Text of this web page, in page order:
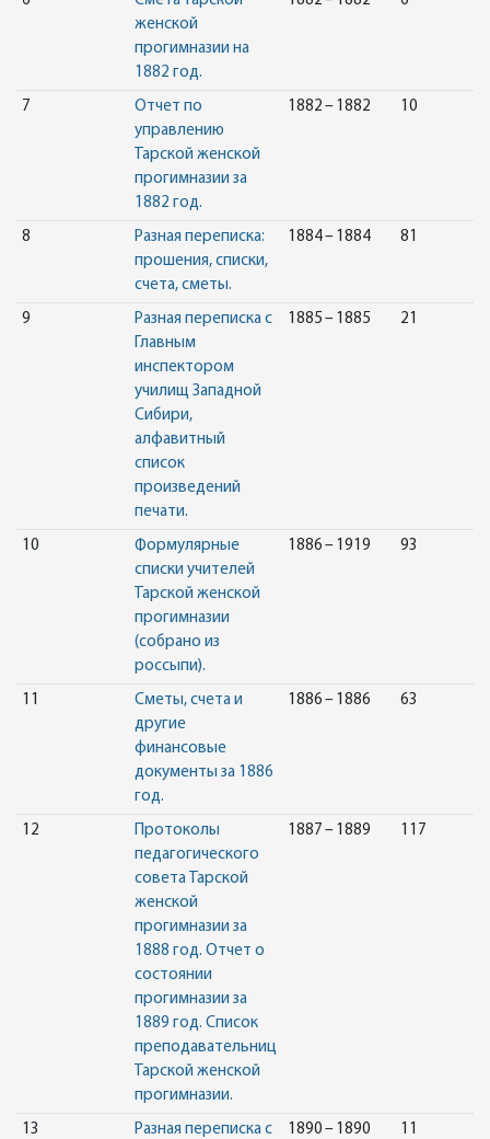
женской
прогимназии на
1882 год.
7
Отчет по
управлению
Тарской женской
прогимназии за
1882 год.
1882 – 1882 10
8
Разная переписка:
прошения, списки,
счета, сметы.
1884 – 1884 81
9
Разная переписка с
Главным
инспектором
училищ Западной
Сибири,
алфавитный
список
произведений
печати.
1885 – 1885 21
10
Формулярные
списки учителей
Тарской женской
прогимназии
(собрано из
россыпи).
1886 – 1919 93
11
Сметы, счета и
другие
финансовые
документы за 1886
год.
1886 – 1886 63
12
Протоколы
педагогического
совета Тарской
женской
прогимназии за
1888 год. Отчет о
состоянии
прогимназии за
1889 год. Список
преподавательниц
Тарской женской
прогимназии.
1887 – 1889 117
13
Разная переписка с
1890 – 1890 11